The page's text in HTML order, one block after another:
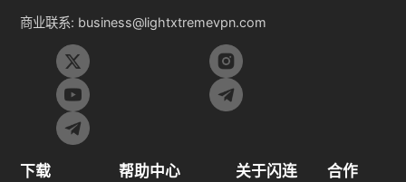
商业联系: business@lightxtremevpn.com
下载 帮助中心 关于闪连 合作